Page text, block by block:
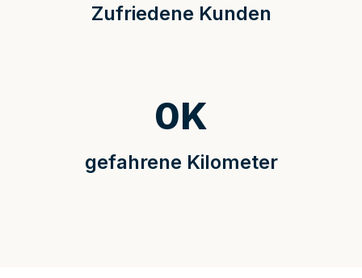
Zufriedene Kunden
gefahrene Kilometer
0K